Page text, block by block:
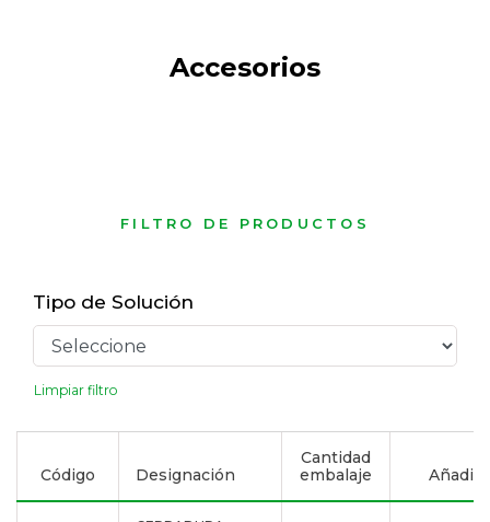
Accesorios
FILTRO DE PRODUCTOS
Tipo de Solución
Limpiar filtro
Código Designación
Cantidad
embalaje
Añadir